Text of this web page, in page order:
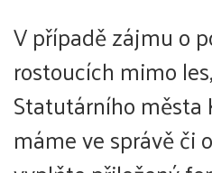
V případě zájmu o
rostoucích mimo
Statutárního města
máme ve správě či